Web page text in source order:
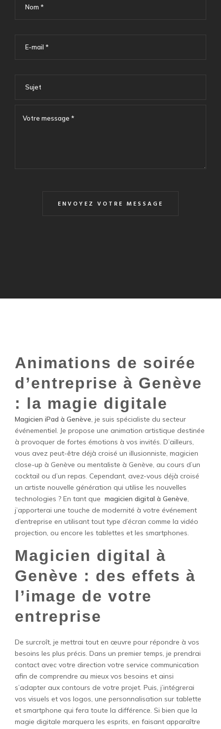
Animations de soirée
d’entreprise à Genève
: la magie digitale
Magicien iPad à Genève, je suis spécialiste du secteur
événementiel. Je propose une animation artistique destinée
à provoquer de fortes émotions à vos invités. D’ailleurs,
vous avez peut-être déjà croisé un illusionniste, magicien
close-up à Genève ou mentaliste à Genève, au cours d’un
cocktail ou d’un repas. Cependant, avez-vous déjà croisé
un artiste nouvelle génération qui utilise les nouvelles
technologies ? En tant que magicien digital à Genève,
j’apporterai une touche de modernité à votre événement
d’entreprise en utilisant tout type d’écran comme la vidéo
projection, ou encore les tablettes et les smartphones.
Magicien digital à
Genève : des effets à
l’image de votre
entreprise
De surcroît, je mettrai tout en œuvre pour répondre à vos
besoins les plus précis. Dans un premier temps, je prendrai
contact avec votre direction votre service communication
afin de comprendre au mieux vos besoins et ainsi
s’adapter aux contours de votre projet. Puis, j’intégrerai
vos visuels et vos logos, une personnalisation sur tablette
et smartphone qui fera toute la différence. Si bien que la
magie digitale marquera les esprits, en faisant apparaître